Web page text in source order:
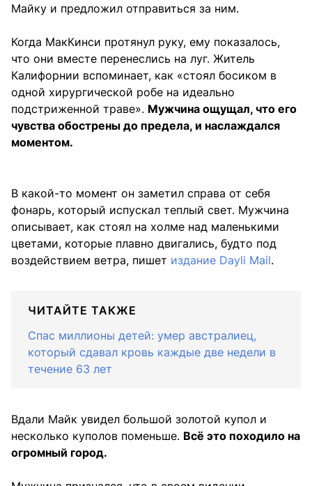
Майку и предложил отправиться за ним.
Когда МакКинси протянул руку, ему показалось,
что они вместе перенеслись на луг. Житель
Калифорнии вспоминает, как «стоял босиком в
одной хирургической робе на идеально
подстриженной траве». Мужчина ощущал, что его
чувства обострены до предела, и наслаждался
моментом.
В какой-то момент он заметил справа от себя
фонарь, который испускал теплый свет. Мужчина
описывает, как стоял на холме над маленькими
цветами, которые плавно двигались, будто под
воздействием ветра, пишет издание Dayli Mail.
ЧИТАЙТЕ ТАКЖЕ
Спас миллионы детей: умер австралиец,
который сдавал кровь каждые две недели в
течение 63 лет
Вдали Майк увидел большой золотой купол и
несколько куполов поменьше. Всё это походило на
огромный город.